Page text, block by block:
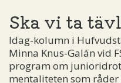
Ska vi ta
Idag-kolumn i
Minna Knus-Galán vid
program om
mentaliteten som